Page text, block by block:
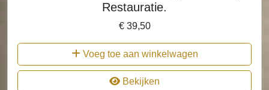
Restauratie.
€39,50
Voeg toe aan winkelwagen
Bekijken